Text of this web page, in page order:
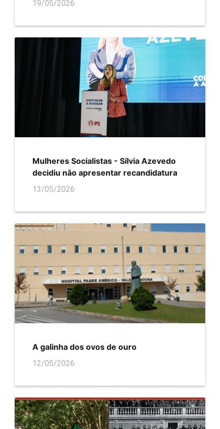
19/05/2026
Mulheres Socialistas - Sílvia Azevedo
decidiu não apresentar recandidatura
13/05/2026
A galinha dos ovos de ouro
12/05/2026